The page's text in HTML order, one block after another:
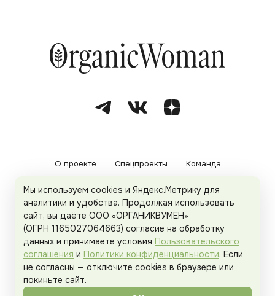
О проекте Спецпроекты Команда
Рекламодателям Политика конфиденциальности
Пользовательское соглашение
Organicwoman.ru . Все права защищены.
Мы используем cookies и Яндекс.Метрику для
аналитики и удобства. Продолжая использовать
сайт, вы даёте ООО «ОРГАНИКВУМЕН»
(ОГРН 1165027064663) согласие на обработку
данных и принимаете условия Пользовательского
соглашения и Политики конфиденциальности. Если
не согласны — отключите cookies в браузере или
покиньте сайт.